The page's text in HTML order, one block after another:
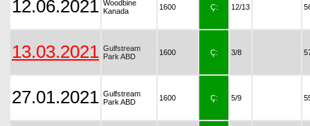
12.06.2021 Woodbine
Kanada
1600 Ç: 12/13
13.03.2021 Gulfstream
Park ABD
1600 Ç: 3/8
27.01.2021 Gulfstream
Park ABD
1600 Ç: 5/9